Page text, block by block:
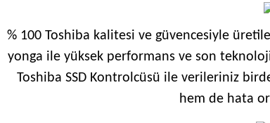
% 100 Toshiba kalitesi ve güvencesiyle
yonga ile yüksek performans ve son teknoloji
Toshiba SSD Kontrolcüsü ile verileriniz
hem de hata